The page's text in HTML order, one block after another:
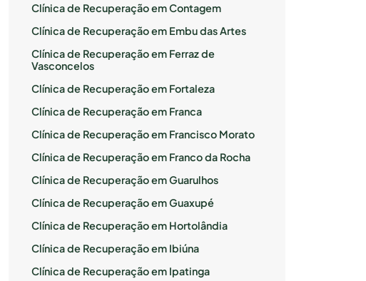
Clínica de Recuperação em Contagem
Clínica de Recuperação em Embu das Artes
Clínica de Recuperação em Ferraz de
Vasconcelos
Clínica de Recuperação em Fortaleza
Clínica de Recuperação em Franca
Clínica de Recuperação em Francisco Morato
Clínica de Recuperação em Franco da Rocha
Clínica de Recuperação em Guarulhos
Clínica de Recuperação em Guaxupé
Clínica de Recuperação em Hortolândia
Clínica de Recuperação em Ibiúna
Clínica de Recuperação em Ipatinga